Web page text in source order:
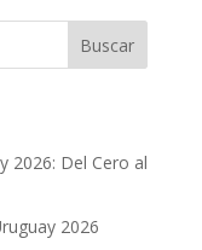
Buscar
2026: Del Cero al
2026